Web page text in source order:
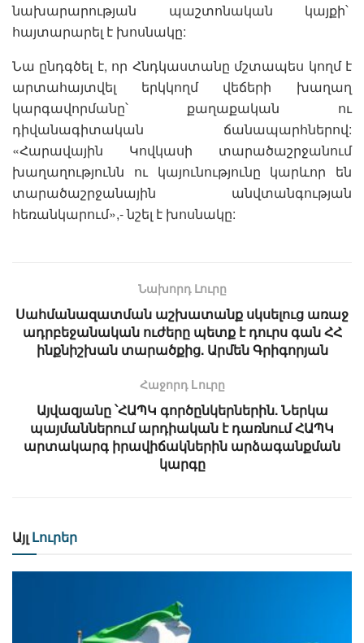
նախարարության պաշտոնական կայքի՝
հայտարարել է խոսնակը:
Նա ընդգծել է, որ Հնդկաստանը մշտապես կողմ է
արտահայտվել երկկողմ վեճերի խաղաղ
կարգավորմանը՝ քաղաքական ու
դիվանագիտական ճանապարհներով:
«Հարավային Կովկասի տարածաշրջանում
խաղաղությունն ու կայունությունը կարևոր են
տարածաշրջանային անվտանգության
հեռանկարում»,- նշել է խոսնակը:
Նախորդ Լուրը
Սահմանազատման աշխատանք սկսելուց առաջ
ադրբեջանական ուժերը պետք է դուրս գան ՀՀ
ինքնիշխան տարածքից. Արմեն Գրիգորյան
Հաջորդ Lուրը
Այվազյանը ՝ՀԱՊԿ գործընկերներին. Ներկա
պայմաններում արդիական է դառնում ՀԱՊԿ
արտակարգ իրավիճակներին արձագանքման
կարգը
Այլ Լուրեր